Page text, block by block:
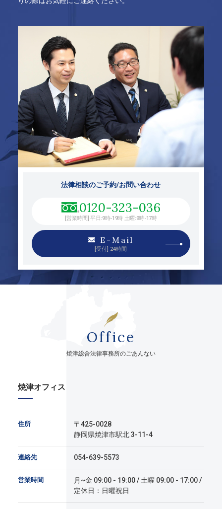
法律相談のご予約/お問い合わせ
0120-323-036
[営業時間] 平日:9時-19時 土曜:9時-17時
E-Mail
[受付] 24時間
Office
焼津総合法律事務所のごあんない
焼津オフィス
住所
〒425-0028
静岡県焼津市駅北 3-11-4
連絡先 054-639-5573
営業時間
月~金 09:00 - 19:00 / 土曜 09:00 - 17:00 /
定休日：日曜祝日